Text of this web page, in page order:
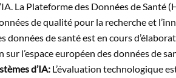
La Plateforme des Données de Santé
de qualité pour la recherche et
données de santé est en cours
l’espace européen des données de
d’IA: L’évaluation technologique